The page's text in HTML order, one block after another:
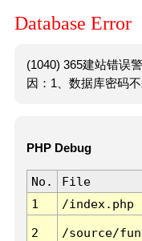
Database Error
(1040) 365建站错误
因：1、数据库密码
PHP Debug
No. File
1
/index.php
2 /source/